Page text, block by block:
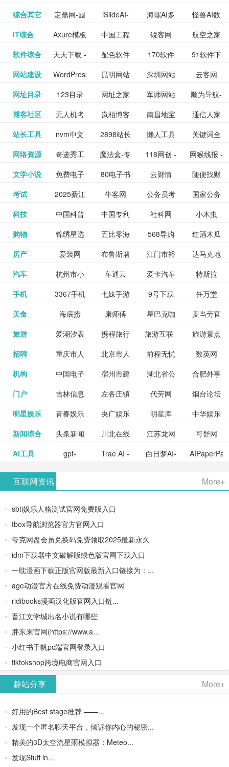
全 频
包括上映
影片的影
讯查询及
购票服
务。你可
和看过的
电影电视
剧，顺便
打分、写
味，豆瓣
电影会推
荐好电影
给你。
_www.sanmao.com.cn_
素材免费
图库
nas论
坛|nas1.cn|nas1|nas
流社区
文写作-AI
毕业设计-
PPT模板
生成
作 - 国内
领先的AI
图片、文
案创作平
讯飞星火-
懂我的AI
助手
更多>>
综合其它 定鼎网-园
林景观建
筑室内设
iSlideAI-
一键生成
PPT模板
海螺AI多
模态大语
言模型
怪兽AI数
字人
九章开物 更多>>
IT综合 Axure模板
网
中国工程
科技知识
中心
锐客网
航空之家
牛品汇
更多>>
软件综合 天天下载 -
绿色精品
软件应用
配色软件
园
170软件
下载站
91软件下
载
yx12345
下载站
更多>>
网站建设 WordPress
主题模板
下载_爱主
昆明网站
建设
深圳网站
建设
云客网
SEO众包
服务平台
深圳网站
建设
更多>>
网址目录 123目录
网
网址之家 军师网站
目录网址
大全
顺为导航-
办公运营
工具导航
易推分类
目录网
更多>>
博客社区 无人机考
证资讯网
岚柏博客 南昌地宝
网_南昌论
坛
通信人家
园
精易论坛 更多>>
站长工具 nvm中文
网
2898站长
资源平台
懒人工具 关键词全
网指数查
询
SEO工具
- 站长之家
更多>>
网络资源 奇迹秀工
具箱-设计
师必备设
辅助神器
魔法盒-专
业的游戏
动画特效
118网创 -
创业项目
资源分享
网猴线报 -
一个简单
且纯粹的
网站
线报酷 -
专注线报
活动
更多>>
文学小说 免费电子
书下载
网,txt小说
完结txt小
说-书本网
80电子书
_八零电子
书_80txt_
云财情 随便找财
经网
钱如故 更多>>
考试 2025綦江
区中考志
愿填报系
牛客网 公务员考
试-中公教
育网
国家公务
员局
公务员考
试信息网
更多>>
科技 中国科普
博览
中国专利
信息网
社科网
小木虫
中国科学
院
更多>>
购物 锦绣星选
海淘
五比零海
淘网
568导购
网
红酒木瓜
靓汤官网
淘宝 更多>>
房产 爱装网 布鲁斯墙
纸
江门市裕
华墙纸
达马克地
产
格莱美墙
纸
更多>>
汽车 杭州市小
客车总量
调控管理
车通云 爱卡汽车
导购
特斯拉
百度有驾
网
更多>>
手机 3367手机
游戏
七妹手游 9号下载
任万堂
游戏邦
更多>>
美食 海底捞 康师傅 星巴克咖
啡
麦当劳官
网
心食谱网 更多>>
旅游 爱潮汐表 携程旅行
网
旅游互联_
景点门票
预订
旅游景点
点评-猫途
鹰
北京旅游
网
更多>>
招聘 重庆市人
力资源和
社会保障
北京市人
力资源和
社会保障
前程无忧
招聘网
数英网
聘才网
更多>>
机构 中国电子
检验检疫
业务网
宿州市建
委网
湖北省公
管局
合肥外事
办
湖北省粮
食局
更多>>
门户 吉林信息
网
左各庄镇
论坛
代劳网
烟台论坛
腾讯充值
中心
更多>>
明星娱乐 青春娱乐
网
央广娱乐
网,
明星库 中华娱乐
网
网易娱乐 更多>>
新闻综合 头条新闻 川北在线 江苏龙网
可舒网
巾帼网
更多>>
AI工具 gpt-
OpenAI最
新AI图像
生成器
Trae AI -
境/深度集
成
Doubao-
1.5-pro与
白日梦AI-
- AI论文写
高质量
PPT
互联网资讯 More+
sbti娱乐人格测试官网免费版入口
tbox导航浏览器官方官网入口
夸克网盘会员兑换码免费领取2025最新永久
idm下载器中文破解版绿色版官网下载入口
一耽漫画下载正版官网版最新入口链接为：...
age动漫官方在线免费动漫观看官网
ridibooks漫画汉化版官网入口链...
晋江文学城出名小说有哪些
胖东来官网(https://www.a...
小红书千帆pc端官网登录入口
tiktokshop跨境电商官网入口
趣站分享 More+
好用的Best stage推荐 ——...
发现一个匿名聊天平台，倾诉你内心的秘密...
精美的3D太空流星雨模拟器：Meteo...
发现Stuff in...